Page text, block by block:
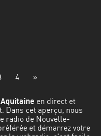
4 »
en direct et
Dans cet aperçu, nous
radio de Nouvelle-
et démarrez votre